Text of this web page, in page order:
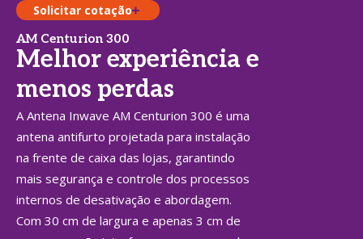
Solicitar cotação
AM Centurion 300
Melhor experiência e
menos perdas
A Antena Inwave AM Centurion 300 é uma
antena antifurto projetada para instalação
na frente de caixa das lojas, garantindo
mais segurança e controle dos processos
internos de desativação e abordagem.
Com 30 cm de largura e apenas 3 cm de